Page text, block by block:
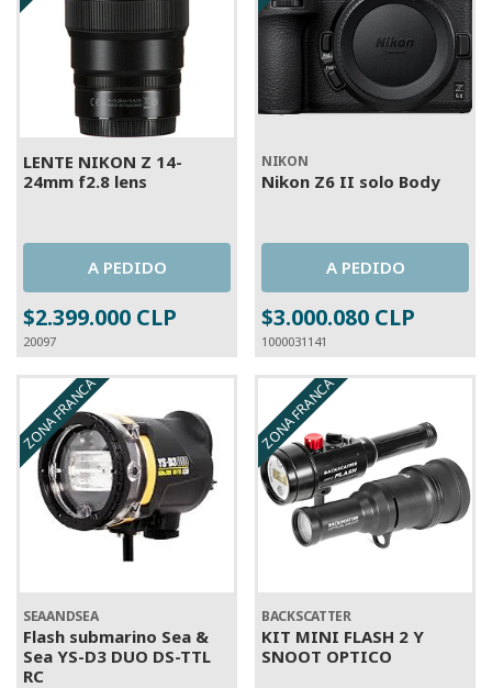
LENTE NIKON Z 14-
24mm f2.8 lens
A PEDIDO
$2.399.000 CLP
20097
NIKON
Nikon Z6 II solo Body
A PEDIDO
$3.000.080 CLP
1000031141
A PEDIDO
ZONA FRANCA
SEAANDSEA
Flash submarino Sea &
Sea YS-D3 DUO DS-TTL
RC
A PEDIDO
ZONA FRANCA
BACKSCATTER
KIT MINI FLASH 2 Y
SNOOT OPTICO